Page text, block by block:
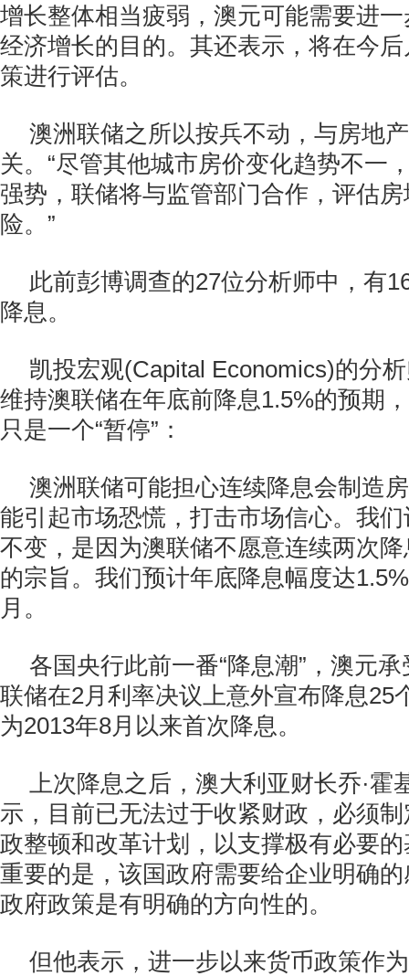
增长整体相当疲弱，澳元可能需要进
经济增长的目的。其还表示，将在今
策进行评估。
澳洲联储之所以按兵不动，与房地
关。“尽管其他城市房价变化趋势不一
强势，联储将与监管部门合作，评估
险。”
此前彭博调查的27位分析师中，有
降息。
凯投宏观(Capital Economics)的分
维持澳联储在年底前降息1.5%的预期
只是一个“暂停”：
澳洲联储可能担心连续降息会制造
能引起市场恐慌，打击市场信心。我
不变，是因为澳联储不愿意连续两次
的宗旨。我们预计年底降息幅度达
月。
各国央行此前一番“降息潮”，澳元
联储在2月利率决议上意外宣布降息25
为2013年8月以来首次降息。
上次降息之后，澳大利亚财长乔·霍
示，目前已无法过于收紧财政，必须
政整顿和改革计划，以支撑极有必要
重要的是，该国政府需要给企业明确
政府政策是有明确的方向性的。
但他表示，进一步以来货币政策作